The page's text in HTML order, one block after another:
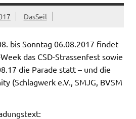
DasSeil
bis Sonntag 06.08.2017 findet
das CSD-Strassenfest sowie
die Parade statt – und die
(Schlagwerk e.V., SMJG, BVSM